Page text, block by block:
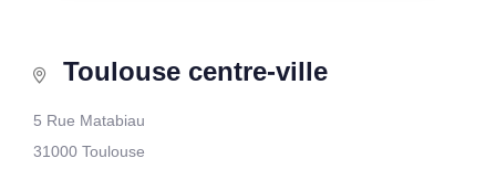
Toulouse centre-ville
5 Rue Matabiau
31000 Toulouse